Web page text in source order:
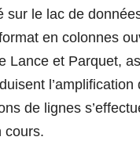
sur le lac de
en colonnes
Lance et Parquet,
de lignes
cours.